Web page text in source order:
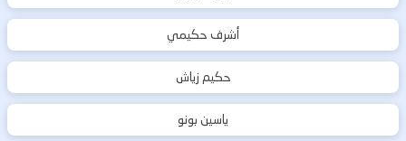
أشرف حكيمي
حكيم زياش
ياسين بونو